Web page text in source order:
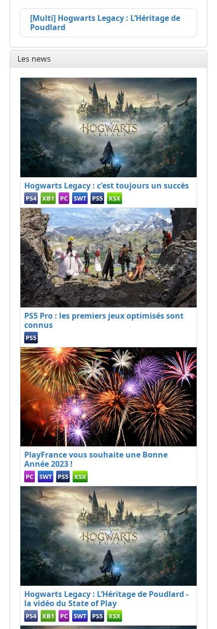
[Multi] Hogwarts Legacy : L’Héritage de
Poudlard
Les news
Hogwarts Legacy : c'est toujours un succès
PS4 XB1 PC SWT PS5 XSX
PS5 Pro : les premiers jeux optimisés sont
connus
PS5
PlayFrance vous souhaite une Bonne
Année 2023 !
PC SWT PS5 XSX
Hogwarts Legacy : L’Héritage de Poudlard -
la vidéo du State of Play
PS4 XB1 PC SWT PS5 XSX